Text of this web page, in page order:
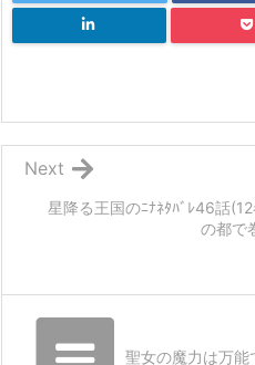
星降る王国のﾆﾅﾈﾀﾊﾞﾚ46話
の都で
Next
聖女の魔力は万